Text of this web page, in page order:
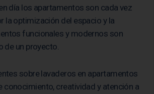
día los apartamentos son cada vez
la optimización del espacio y la
funcionales y modernos son
de un proyecto.
sobre lavaderos en apartamentos
conocimiento, creatividad y atención a